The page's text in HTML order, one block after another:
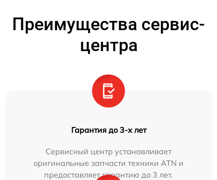
Преимущества сервис-
центра
Гарантия до 3-х лет
Сервисный центр устанавливает
оригинальные запчасти техники ATN и
предоставляет гарантию до 3 лет.